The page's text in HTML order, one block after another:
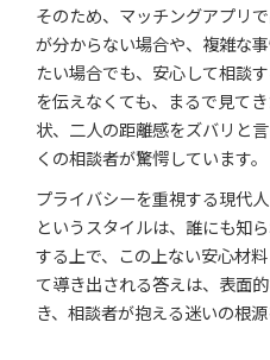
そのため、マッチングアプリ
が分からない場合や、複雑な
たい場合でも、安心して相談
を伝えなくても、まるで見て
状、二人の距離感をズバリと
くの相談者が驚愕しています。
プライバシーを重視する現代
というスタイルは、誰にも知
する上で、この上ない安心材
て導き出される答えは、表面
き、相談者が抱える迷いの根源